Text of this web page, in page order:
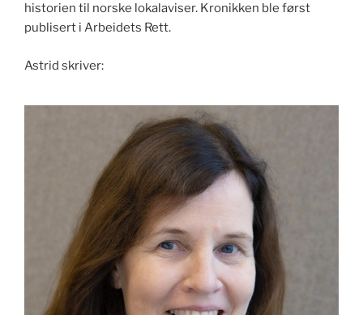
historien til norske lokalaviser. Kronikken ble først
publisert i Arbeidets Rett.
Astrid skriver: